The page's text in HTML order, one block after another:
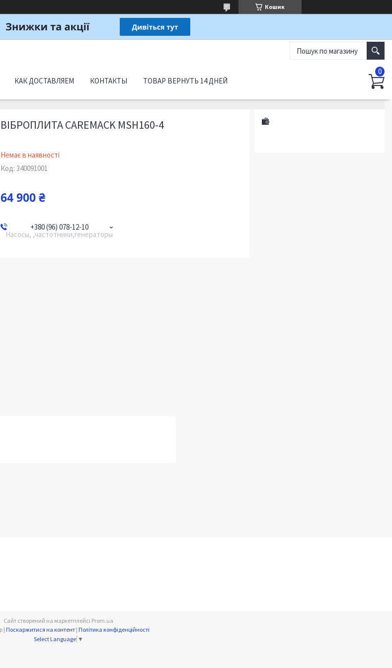
Кошик
КАК ДОСТАВЛЯЕМ КОНТАКТЫ ТОВАР ВЕРНУТЬ 14 ДНЕЙ
ВІБРОПЛИТА CAREMACK MSH160-4
Немає в наявності
Код:340091001
64 900 ₴
+380 (96) 078-12-10
Насосы, ,частотники,генераторы
Сайт створений на маркетплейсі Prom.ua
Електромотор | Поскаржитися на контент | Політика конфіденційності
Select Language ▼